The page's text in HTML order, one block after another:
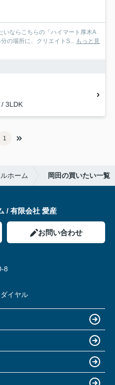
いならこちらの「ハイマート厚木A
の場所に、クリエイトS... もっと見
3LDK
1
ホーム 岡田の買いたい一覧
/ 有限会社 愛産
お問い合わせ
8
イヤル